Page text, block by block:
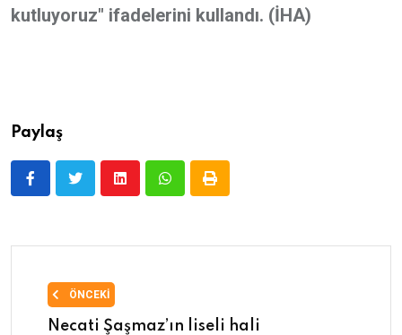
kutluyoruz" ifadelerini kullandı. (İHA)
Paylaş
ÖNCEKI
Necati Şaşmaz’ın liseli hali